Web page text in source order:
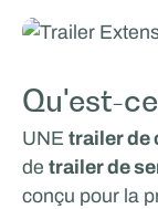
Qu'est-
UNE trailer de
de trailer de
conçu pour la